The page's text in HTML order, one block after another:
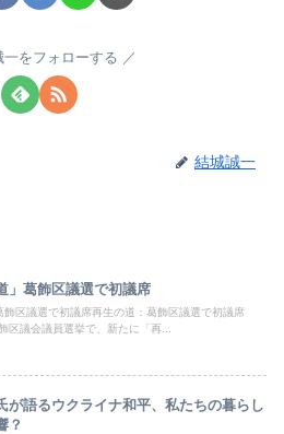
一をフォローする
結城誠一
」葛飾区議選で初議席
飾区議選で初議席再生の道：葛飾区議選で初議席
区議会議員選挙で、新たに「再...
が語るウクライナ和平、私たちの暮らし
？